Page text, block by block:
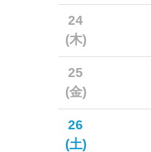
24
(木)
25
(金)
26
(土)